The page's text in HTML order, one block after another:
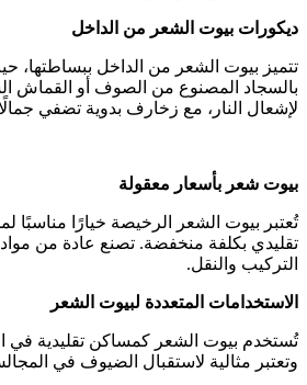
ديكورات بيوت الشعر من الداخل
تتميز بيوت الشعر من الداخل ببساطتها،
بالسجاد المصنوع من الصوف أو القماش
لإشعال النار، مع زخارف بدوية تضفي
بيوت شعر بأسعار معقولة
تُعتبر بيوت الشعر الرخيصة خيارًا
تقليدي بكلفة منخفضة. تصنع عادة من
التركيب والنقل.
الاستخدامات المتعددة لبيوت الشعر
تُستخدم بيوت الشعر كمساكن تقليدية في
وتعتبر مثالية لاستقبال الضيوف في